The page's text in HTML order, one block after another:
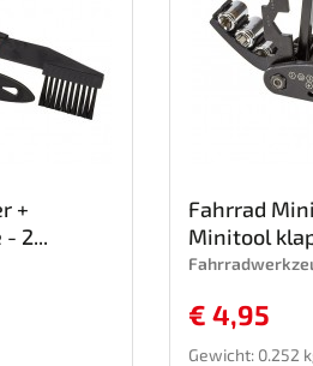
+
2...
Fahrrad
Minitool
€ 4,95
Gewicht: 0.252